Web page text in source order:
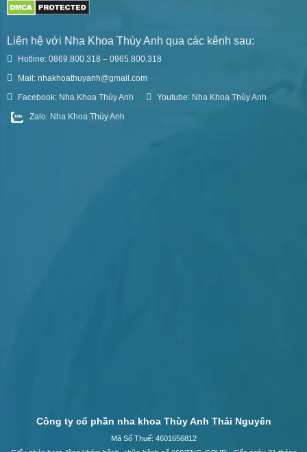
Liên hệ với Nha Khoa Thùy Anh qua các kênh sau:
Hotline: 0869.800.318 – 0965.800.318
Mail: nhakhoathuyanh@gmail.com
Facebook: Nha Khoa Thùy Anh
Youtube: Nha Khoa Thùy Anh
Zalo: Nha Khoa Thùy Anh
Công ty cổ phần nha khoa Thùy Anh Thái Nguyên
Mã Số Thuế: 4601656812